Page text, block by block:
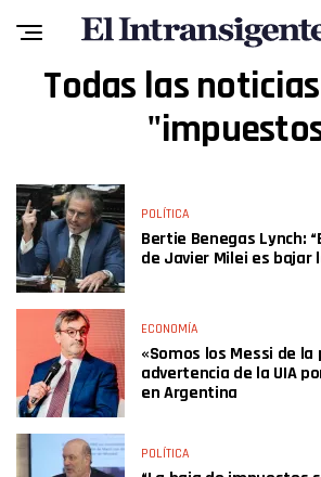
Todas las
POLÍTICA
Bertie Benegas Lynch:
de Javier Milei es bajar
ECONOMÍA
«Somos los Messi de
advertencia de la UIA
en Argentina
POLÍTICA